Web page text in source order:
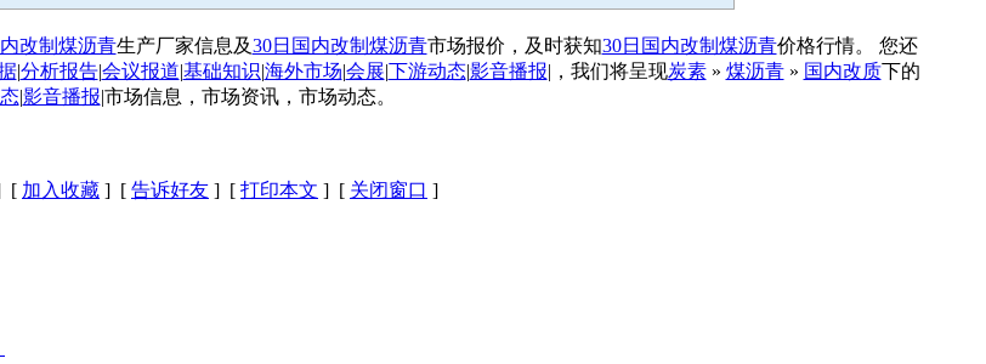
改制煤沥青生产厂家信息及30日国内改制煤沥青市场报价，及时获知30日国内改制煤沥青价格行情。 您还
|分析报告|会议报道|基础知识|海外市场|会展|下游动态|影音播报|，我们将呈现炭素» 煤沥青» 国内改质下的
|影音播报|市场信息，市场资讯，市场动态。
[ 加入收藏 ] [ 告诉好友 ] [ 打印本文 ] [ 关闭窗口 ]